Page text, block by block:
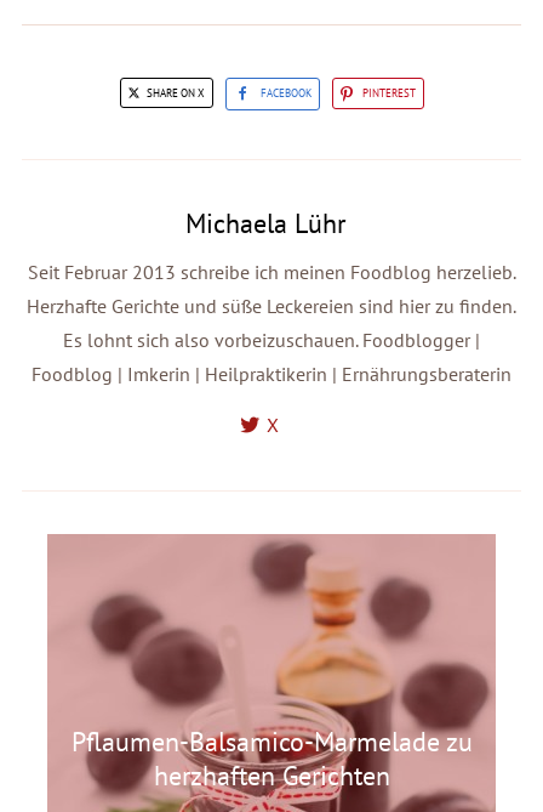
SHARE ON X FACEBOOK PINTEREST
Michaela Lühr
Seit Februar 2013 schreibe ich meinen Foodblog herzelieb.
Herzhafte Gerichte und süße Leckereien sind hier zu finden.
Es lohnt sich also vorbeizuschauen. Foodblogger |
Foodblog | Imkerin | Heilpraktikerin | Ernährungsberaterin
X
Pflaumen-Balsamico-Marmelade zu
herzhaften Gerichten